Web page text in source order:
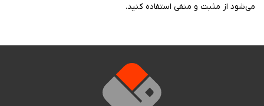
مي‌شود از مثبت و منفی استفاده کنید.